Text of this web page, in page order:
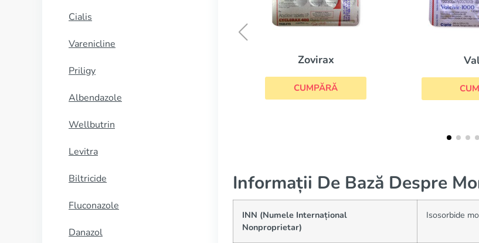
Cialis
Varenicline
Priligy
Albendazole
Wellbutrin
Levitra
Biltricide
Fluconazole
Danazol
Valtrex
CUMPĂRĂ
Informații De Bază Despre
INN (Numele Internațional
Nonproprietar)
Isosorbide